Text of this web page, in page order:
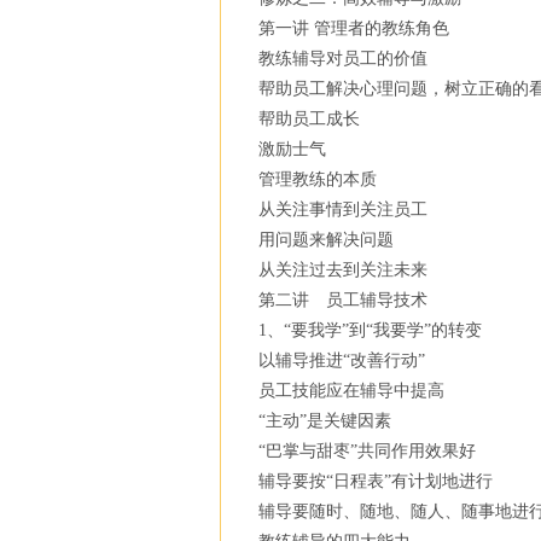
第一讲 管理者的教练角色
教练辅导对员工的价值
帮助员工解决心理问题，树立正确的
帮助员工成长
激励士气
管理教练的本质
从关注事情到关注员工
用问题来解决问题
从关注过去到关注未来
第二讲 员工辅导技术
1、“要我学”到“我要学”的转变
以辅导推进“改善行动”
员工技能应在辅导中提高
“主动”是关键因素
“巴掌与甜枣”共同作用效果好
辅导要按“日程表”有计划地进行
辅导要随时、随地、随人、随事地进